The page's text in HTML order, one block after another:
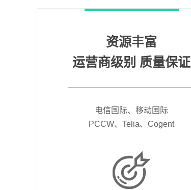
资源丰富
运营商级别 质量保证
电信国际、移动国际
PCCW、Telia、Cogent